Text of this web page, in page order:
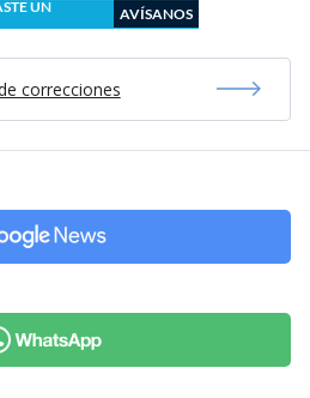
UN
AVÍSANOS
correcciones